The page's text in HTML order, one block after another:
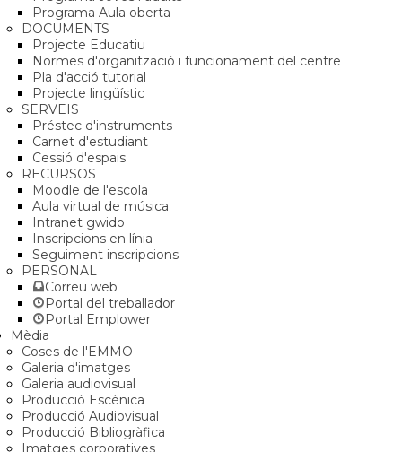
Programa Aula oberta
DOCUMENTS
Projecte Educatiu
Normes d'organització i funcionament del centre
Pla d'acció tutorial
Projecte lingüístic
SERVEIS
Préstec d'instruments
Carnet d'estudiant
Cessió d'espais
RECURSOS
Moodle de l'escola
Aula virtual de música
Intranet gwido
Inscripcions en línia
Seguiment inscripcions
PERSONAL
Correu web
Portal del treballador
Portal Emplower
Mèdia
Coses de l'EMMO
Galeria d'imatges
Galeria audiovisual
Producció Escènica
Producció Audiovisual
Producció Bibliogràfica